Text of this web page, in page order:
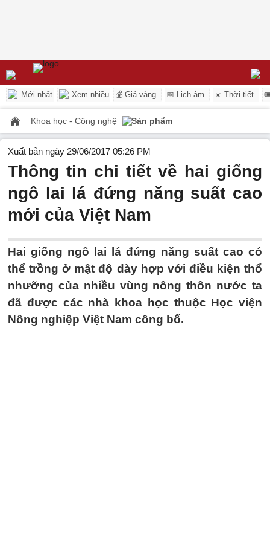
Mới nhất Xem nhiều 💰 Giá vàng 📅 Lịch âm ☀️ Thời tiết
Khoa học - Công nghệ Sản phẩm
Xuất bản ngày 29/06/2017 05:26 PM
Thông tin chi tiết về hai giống
ngô lai lá đứng năng suất cao
mới của Việt Nam
Hai giống ngô lai lá đứng năng suất cao có
thể trồng ở mật độ dày hợp với điều kiện thổ
nhưỡng của nhiều vùng nông thôn nước ta
đã được các nhà khoa học thuộc Học viện
Nông nghiệp Việt Nam công bố.